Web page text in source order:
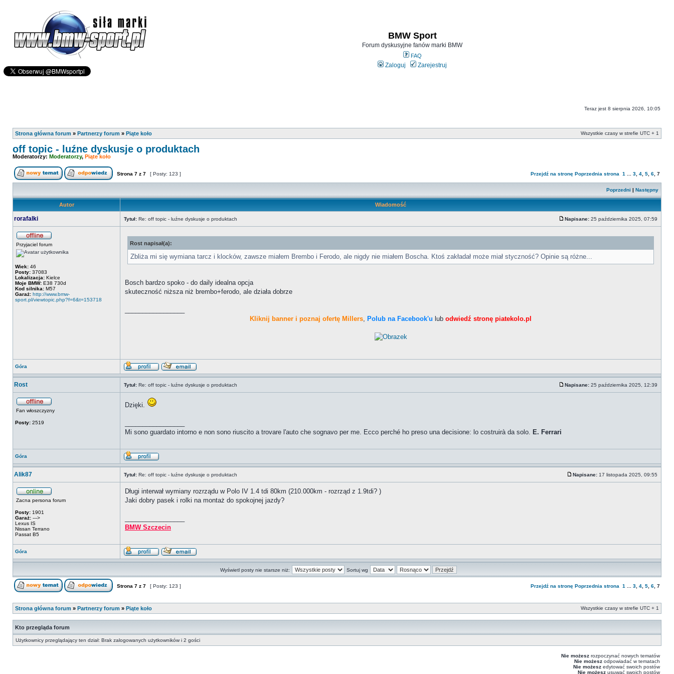
BMW Sport
Forum dyskusyjne fanów marki BMW
FAQ
Zaloguj Zarejestruj
Teraz jest 8 sierpnia 2026, 10:05
Strona główna forum » Partnerzy forum » Piąte koło Wszystkie czasy w strefie UTC + 1
off topic - luźne dyskusje o produktach
Moderatorzy: Moderatorzy, Piąte koło
Strona 7 z 7 [ Posty: 123 ] Przejdź na stronę Poprzednia strona 1 3 4 5 6 7
Poprzedni | Następny
Autor Wiadomość
rorafalki Tytuł: Re: off topic - luźne dyskusje o produktach Napisane: 25 października 2025, 07:59
Przyjaciel forum
Wiek: 46
Posty: 37083
Lokalizacja: Kielce
Moje BMW: E38 730d
Kod silnika: M57
Garaż: http://www.bmw-
sport.pl/viewtopic.php?f=6&t=153718
Rost napisał(a):
Zbliża mi się wymiana tarcz i klocków, zawsze miałem Brembo i Ferodo, ale nigdy nie miałem Boscha. Ktoś zakładał może miał styczność? Opinie są różne...
Bosch bardzo spoko - do daily idealna opcja
skuteczność niższa niż brembo+ferodo, ale działa dobrze
Kliknij banner i poznaj ofertę Millers, Polub na Facebook'u lub odwiedź stronę piatekolo.pl
Góra
Rost Tytuł: Re: off topic - luźne dyskusje o produktach Napisane: 25 października 2025, 12:39
Fan włoszczyzny
Posty: 2519
Dzięki.
Mi sono guardato intorno e non sono riuscito a trovare l'auto che sognavo per me. Ecco perché ho preso una decisione: lo costruirà da solo. E. Ferrari
Góra
Alik87 Tytuł: Re: off topic - luźne dyskusje o produktach Napisane: 17 listopada 2025, 09:55
Zacna persona forum
Posty: 1901
Garaż: --->
Lexus IS
Nissan Terrano
Passat B5
Długi interwał wymiany rozrządu w Polo IV 1.4 tdi 80km (210.000km - rozrząd z 1.9tdi? )
Jaki dobry pasek i rolki na montaż do spokojnej jazdy?
BMW Szczecin
Góra
Wyświetl posty nie starsze niż: Sortuj wg
Strona 7 z 7 [ Posty: 123 ] Przejdź na stronę Poprzednia strona 1 3 4 5 6 7
Strona główna forum » Partnerzy forum » Piąte koło Wszystkie czasy w strefie UTC + 1
Kto przegląda forum
Użytkownicy przeglądający ten dział: Brak zalogowanych użytkowników i 2 gości
Nie możesz rozpoczynać nowych tematów
Nie możesz odpowiadać w tematach
Nie możesz edytować swoich postów
Nie możesz usuwać swoich postów